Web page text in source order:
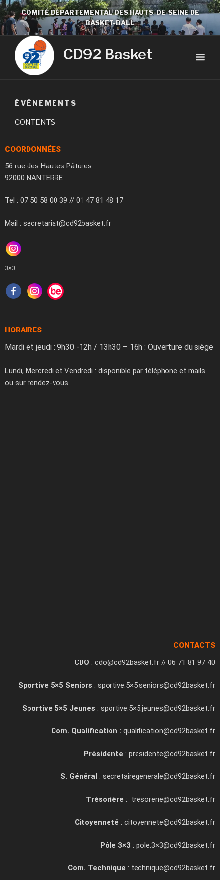
COMITÉ DÉPARTEMENTAL DES HAUTS-DE-SEINE DE
BASKET-BALL
CD92 Basket
ÉVÈNEMENTS
CONTENTS
COORDONNÉES
56 rue des Hautes Pâtures
92000 NANTERRE
Tel : 07 50 58 00 39 // 01 47 81 48 17
Mail : secretariat@cd92basket.fr
3×3
HORAIRES
Mardi et jeudi : 9h30 -12h / 13h30 – 16h : Ouverture du siège
Lundi, Mercredi et Vendredi : disponible par téléphone et mails
ou sur rendez-vous
CONTACTS
CDO : cdo@cd92basket.fr // 06 71 81 97 40
Sportive 5×5 Seniors : sportive.5×5.seniors@cd92basket.fr
Sportive 5×5 Jeunes : sportive.5×5.jeunes@cd92basket.fr
Com. Qualification : qualification@cd92basket.fr
Présidente : presidente@cd92basket.fr
S. Général : secretairegenerale@cd92basket.fr
Trésorière : tresorerie@cd92basket.fr
Citoyenneté : citoyennete@cd92basket.fr
Pôle 3×3 : pole.3×3@cd92basket.fr
Com. Technique : technique@cd92basket.fr